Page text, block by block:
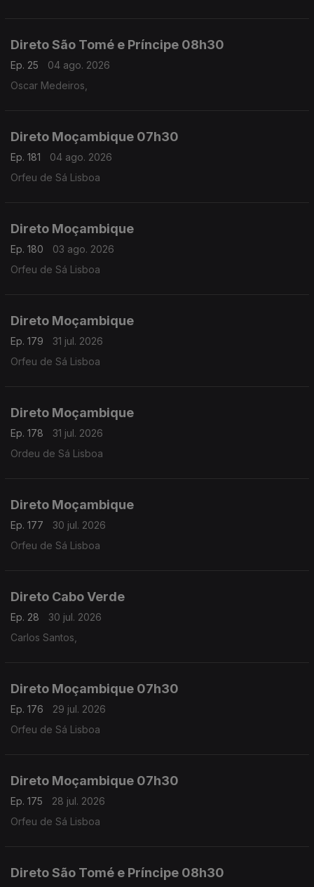
Direto São Tomé e Príncipe 08h30
Ep. 25
04 ago. 2026
Oscar Medeiros,
Direto Moçambique 07h30
Ep. 181
04 ago. 2026
Orfeu de Sá Lisboa
Direto Moçambique
Ep. 180
03 ago. 2026
Orfeu de Sá Lisboa
Direto Moçambique
Ep. 179
31 jul. 2026
Orfeu de Sá Lisboa
Direto Moçambique
Ep. 178
31 jul. 2026
Ordeu de Sá Lisboa
Direto Moçambique
Ep. 177
30 jul. 2026
Orfeu de Sá Lisboa
Direto Cabo Verde
Ep. 28
30 jul. 2026
Carlos Santos,
Direto Moçambique 07h30
Ep. 176
29 jul. 2026
Orfeu de Sá Lisboa
Direto Moçambique 07h30
Ep. 175
28 jul. 2026
Orfeu de Sá Lisboa
Direto São Tomé e Príncipe 08h30